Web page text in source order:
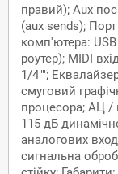
правий); Aux
(aux sends);
комп'ютера:
роутер); MIDI
1/4"";
смуговий
процесора; АЦ /
115 дБ
аналогових
сигнальна